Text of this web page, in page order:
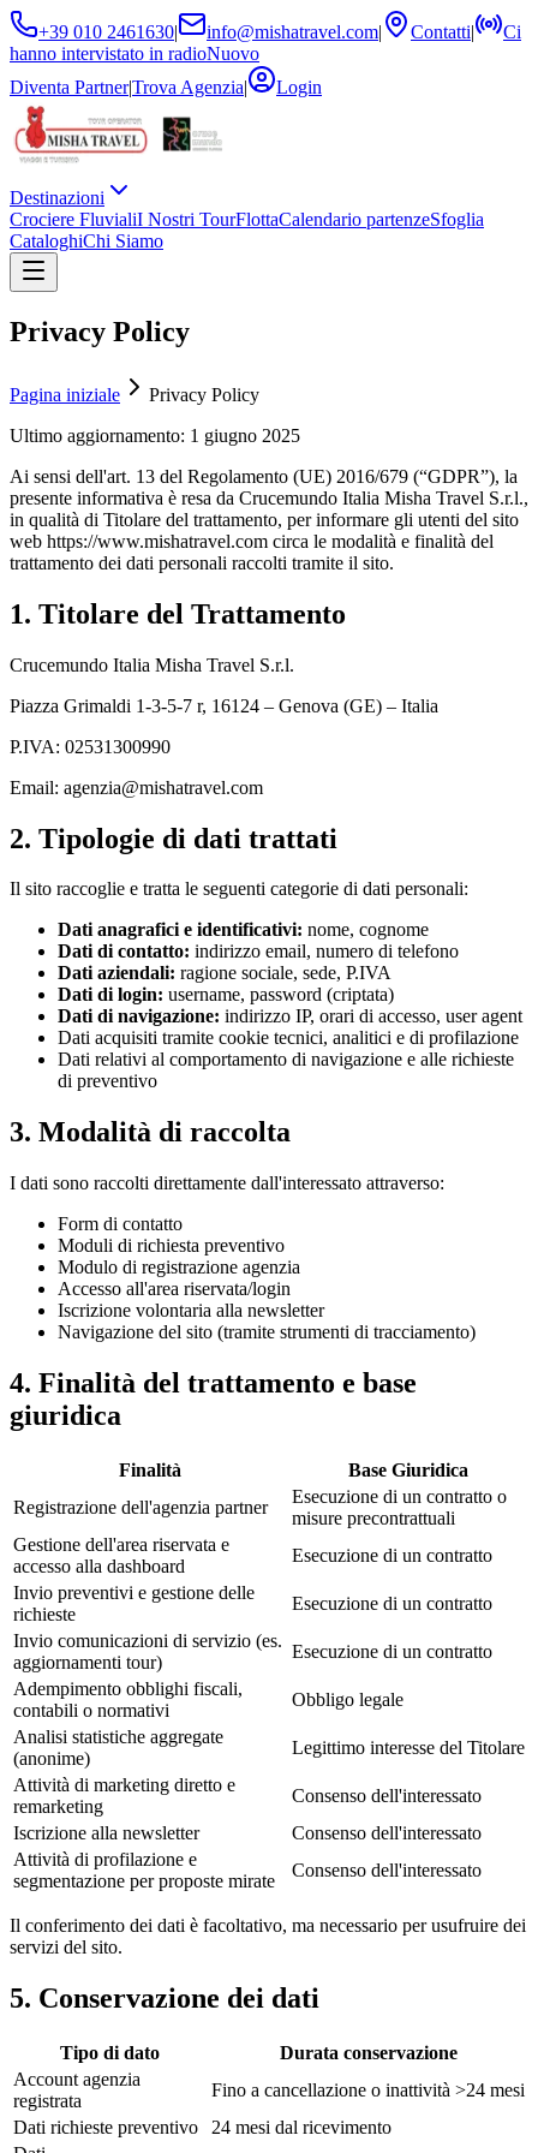
+39 010 2461630| info@mishatravel.com| Contatti|
Ci
hanno intervistato in radioNuovo
Diventa Partner|Trova Agenzia| Login
Destinazioni
Crociere FluvialiI Nostri TourFlottaCalendario partenzeSfoglia
CataloghiChi Siamo
Privacy Policy
Pagina iniziale
Privacy Policy
Ultimo aggiornamento: 1 giugno 2025
Ai sensi dell'art. 13 del Regolamento (UE) 2016/679 (“GDPR”), la
presente informativa è resa da Crucemundo Italia Misha Travel S.r.l.,
in qualità di Titolare del trattamento, per informare gli utenti del sito
web https://www.mishatravel.com circa le modalità e finalità del
trattamento dei dati personali raccolti tramite il sito.
1. Titolare del Trattamento
Crucemundo Italia Misha Travel S.r.l.
Piazza Grimaldi 1-3-5-7 r, 16124 – Genova (GE) – Italia
P.IVA: 02531300990
Email: agenzia@mishatravel.com
2. Tipologie di dati trattati
Il sito raccoglie e tratta le seguenti categorie di dati personali:
Dati anagrafici e identificativi: nome, cognome
Dati di contatto: indirizzo email, numero di telefono
Dati aziendali: ragione sociale, sede, P.IVA
Dati di login: username, password (criptata)
Dati di navigazione: indirizzo IP, orari di accesso, user agent
Dati acquisiti tramite cookie tecnici, analitici e di profilazione
Dati relativi al comportamento di navigazione e alle richieste
di preventivo
3. Modalità di raccolta
I dati sono raccolti direttamente dall'interessato attraverso:
Form di contatto
Moduli di richiesta preventivo
Modulo di registrazione agenzia
Accesso all'area riservata/login
Iscrizione volontaria alla newsletter
Navigazione del sito (tramite strumenti di tracciamento)
4. Finalità del trattamento e base
giuridica
Finalità
Base Giuridica
Registrazione dell'agenzia partner
Esecuzione di un contratto o
misure precontrattuali
Gestione dell'area riservata e
accesso alla dashboard
Esecuzione di un contratto
Invio preventivi e gestione delle
richieste
Esecuzione di un contratto
Invio comunicazioni di servizio (es.
aggiornamenti tour)
Esecuzione di un contratto
Adempimento obblighi fiscali,
contabili o normativi
Obbligo legale
Analisi statistiche aggregate
(anonime)
Legittimo interesse del Titolare
Attività di marketing diretto e
remarketing
Consenso dell'interessato
Iscrizione alla newsletter
Consenso dell'interessato
Attività di profilazione e
segmentazione per proposte mirate
Consenso dell'interessato
Il conferimento dei dati è facoltativo, ma necessario per usufruire dei
servizi del sito.
5. Conservazione dei dati
Tipo di dato
Durata conservazione
Account agenzia
registrata
Fino a cancellazione o inattività >24 mesi
Dati richieste preventivo
24 mesi dal ricevimento